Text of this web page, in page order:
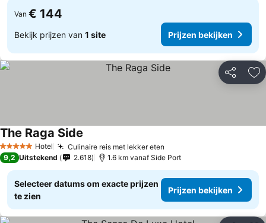
Van € 144
Bekijk prijzen van 1 site Prijzen bekijken
Delen
5 Sterren Hotel Culinaire reis met lekker eten
The Raga Side
9,2 Uitstekend 2.618 1.6 km vanaf Side Port
Selecteer datums om exacte prijzen
te zien
Prijzen bekijken